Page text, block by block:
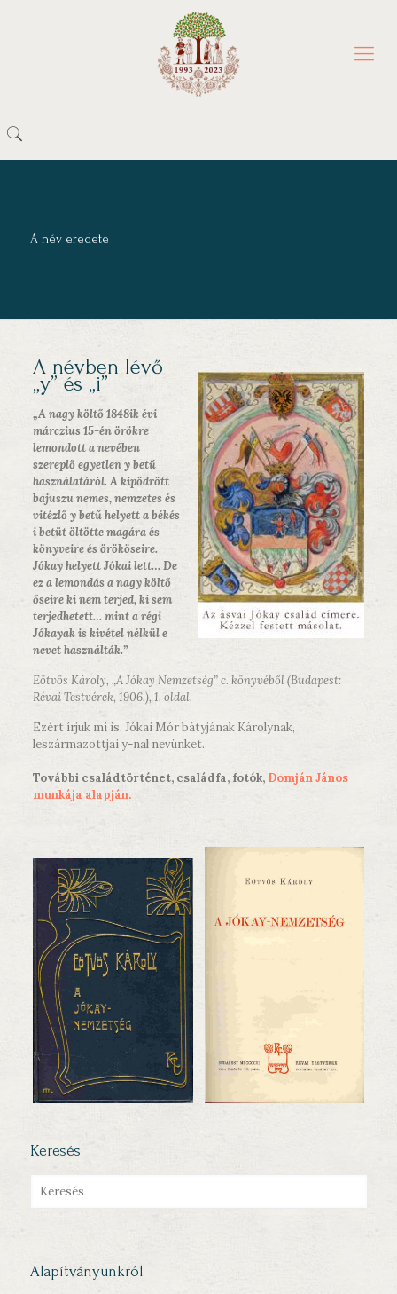
A név eredete
A névben lévő
„y” és „i”
„A nagy költő 1848ik évi
márczius 15-én örökre
lemondott a nevében
szereplő egyetlen y betű
használatáról. A kipödrött
bajuszu nemes, nemzetes és
vitézlő y betű helyett a békés
i betüt öltötte magára és
könyveire és örököseire.
Jókay helyett Jókai lett… De
ez a lemondás a nagy költő
őseire ki nem terjed, ki sem
terjedhetett… mint a régi
Jókayak is kivétel nélkül e
nevet használták.”
Eötvös Károly, „A Jókay Nemzetség” c. könyvéből (Budapest:
Révai Testvérek, 1906.), 1. oldal.
Ezért írjuk mi is, Jókai Mór bátyjának Károlynak,
leszármazottjai y-nal nevünket.
További családtörténet, családfa, fotók, Domján János
munkája alapján.
Keresés
Alapítványunkról